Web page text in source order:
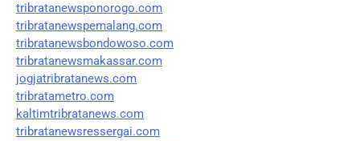
tribratanewsponorogo.com
tribratanewspemalang.com
tribratanewsbondowoso.com
tribratanewsmakassar.com
jogjatribratanews.com
tribratametro.com
kaltimtribratanews.com
tribratanewsressergai.com